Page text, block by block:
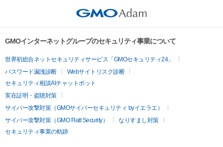
GMOインターネットグループのセキュリティ事業について
世界初総合ネットセキュリティサービス「GMOセキュリティ24」
パスワード漏洩診断
Webサイトリスク診断
セキュリティ相談AIチャットボット
実在証明・盗聴対策
サイバー攻撃対策（GMOサイバーセキュリティ byイエラエ）
サイバー攻撃対策（GMO Flatt Security）
なりすまし対策
セキュリティ事業の軌跡